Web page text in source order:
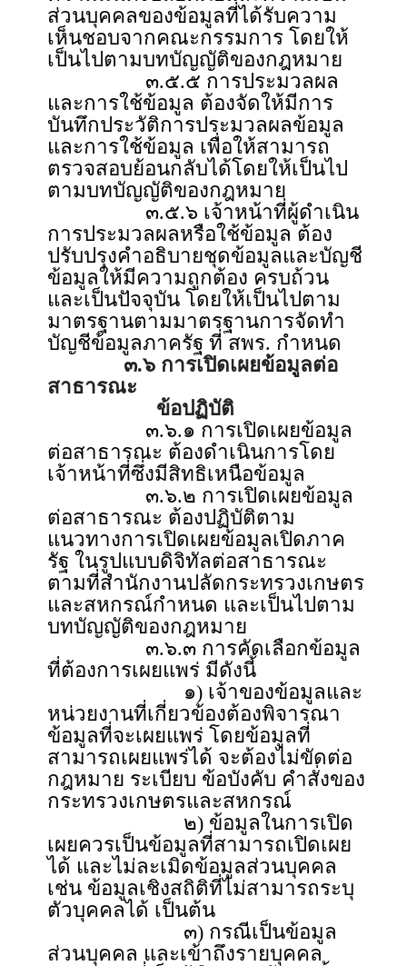
ส่วนบุคคลของข้อมูลที่ได้รับความ
เห็นชอบจากคณะกรรมการ โดยให้
เป็นไปตามบทบัญญัติของกฎหมาย
๓.๕.๕ การประมวลผล
และการใช้ข้อมูล ต้องจัดให้มีการ
บันทึกประวัติการประมวลผลข้อมูล
และการใช้ข้อมูล เพื่อให้สามารถ
ตรวจสอบย้อนกลับได้โดยให้เป็นไป
ตามบทบัญญัติของกฎหมาย
๓.๕.๖ เจ้าหน้าที่ผู้ดำเนิน
การประมวลผลหรือใช้ข้อมูล ต้อง
ปรับปรุงคำอธิบายชุดข้อมูลและบัญชี
ข้อมูลให้มีความถูกต้อง ครบถ้วน
และเป็นปัจจุบัน โดยให้เป็นไปตาม
มาตรฐานตามมาตรฐานการจัดทำ
บัญชีข้อมูลภาครัฐ ที่ สพร. กำหนด
๓.๖ การเปิดเผยข้อมูลต่อ
สาธารณะ
ข้อปฏิบัติ
๓.๖.๑ การเปิดเผยข้อมูล
ต่อสาธารณะ ต้องดำเนินการโดย
เจ้าหน้าที่ซึ่งมีสิทธิเหนือข้อมูล
๓.๖.๒ การเปิดเผยข้อมูล
ต่อสาธารณะ ต้องปฏิบัติตาม
แนวทางการเปิดเผยข้อมูลเปิดภาค
รัฐ ในรูปแบบดิจิทัลต่อสาธารณะ
ตามที่สำนักงานปลัดกระทรวงเกษตร
และสหกรณ์กำหนด และเป็นไปตาม
บทบัญญัติของกฎหมาย
๓.๖.๓ การคัดเลือกข้อมูล
ที่ต้องการเผยแพร่ มีดังนี้
๑) เจ้าของข้อมูลและ
หน่วยงานที่เกี่ยวข้องต้องพิจารณา
ข้อมูลที่จะเผยแพร่ โดยข้อมูลที่
สามารถเผยแพร่ได้ จะต้องไม่ขัดต่อ
กฎหมาย ระเบียบ ข้อบังคับ คำสั่งของ
กระทรวงเกษตรและสหกรณ์
๒) ข้อมูลในการเปิด
เผยควรเป็นข้อมูลที่สามารถเปิดเผย
ได้ และไม่ละเมิดข้อมูลส่วนบุคคล
เช่น ข้อมูลเชิงสถิติที่ไม่สามารถระบุ
ตัวบุคคลได้ เป็นต้น
๓) กรณีเป็นข้อมูล
ส่วนบุคคล และเข้าถึงรายบุคคล